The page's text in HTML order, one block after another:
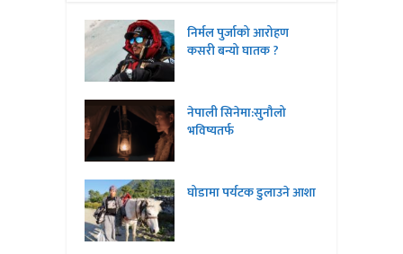
निर्मल पुर्जाको आरोहण
कसरी बन्यो घातक ?
नेपाली सिनेमा:सुनौलो
भविष्यतर्फ
घोडामा पर्यटक डुलाउने आशा